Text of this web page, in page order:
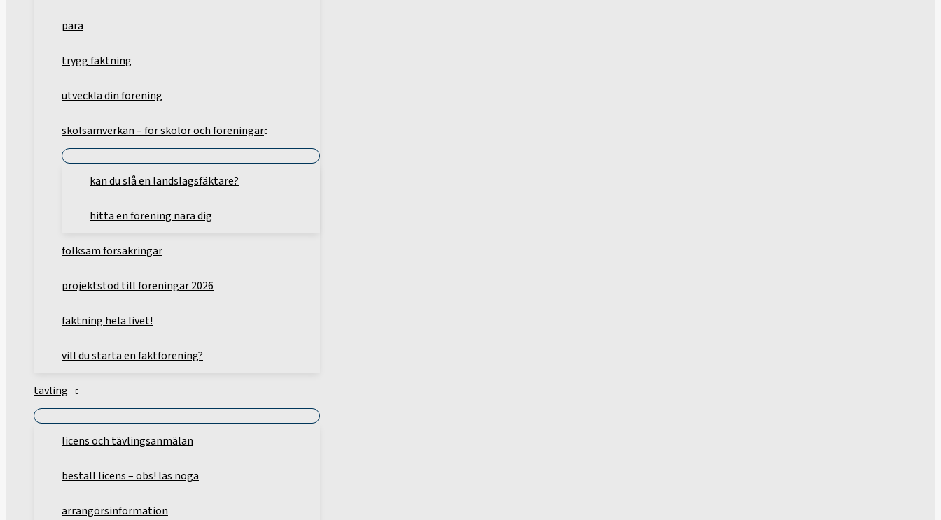
para
trygg fäktning
utveckla din förening
skolsamverkan – för skolor och föreningar
kan du slå en landslagsfäktare?
hitta en förening nära dig
folksam försäkringar
projektstöd till föreningar 2026
fäktning hela livet!
vill du starta en fäktförening?
tävling
licens och tävlingsanmälan
beställ licens – obs! läs noga
arrangörsinformation